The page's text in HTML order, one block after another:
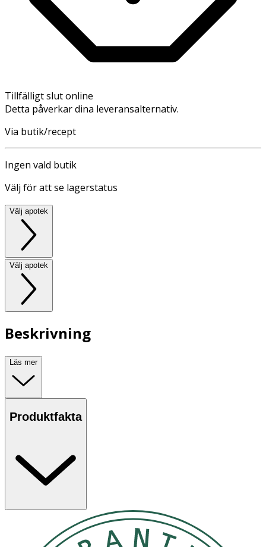
Tillfälligt slut online
Detta påverkar dina leveransalternativ.
Via butik/recept
Ingen vald butik
Välj för att se lagerstatus
Välj apotek
Välj apotek
Beskrivning
Läs mer
Produktfakta